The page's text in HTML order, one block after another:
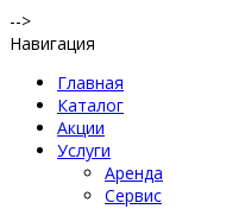
-->
Навигация
Главная
Каталог
Акции
Услуги
Аренда
Сервис